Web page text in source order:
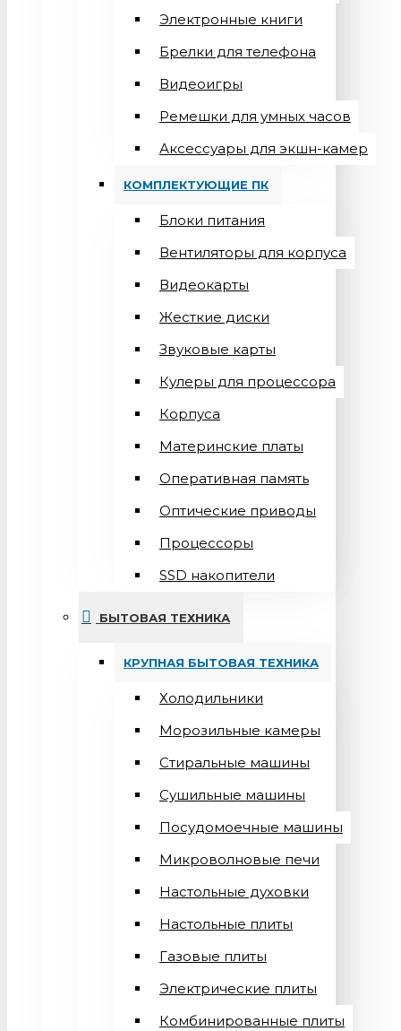
Электронные книги
Брелки для телефона
Видеоигры
Ремешки для умных часов
Аксессуары для экшн-камер
КОМПЛЕКТУЮЩИЕ ПК
Блоки питания
Вентиляторы для корпуса
Видеокарты
Жесткие диски
Звуковые карты
Кулеры для процессора
Корпуса
Материнские платы
Оперативная память
Оптические приводы
Процессоры
SSD накопители
БЫТОВАЯ ТЕХНИКА
КРУПНАЯ БЫТОВАЯ ТЕХНИКА
Холодильники
Морозильные камеры
Стиральные машины
Сушильные машины
Посудомоечные машины
Микроволновые печи
Настольные духовки
Настольные плиты
Газовые плиты
Электрические плиты
Комбинированные плиты